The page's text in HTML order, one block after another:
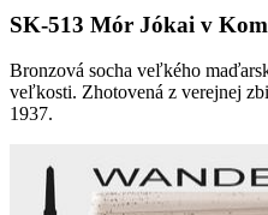
SK-513 Mór Jókai v
Bronzová socha veľkého
veľkosti. Zhotovená z verejnej
1937.